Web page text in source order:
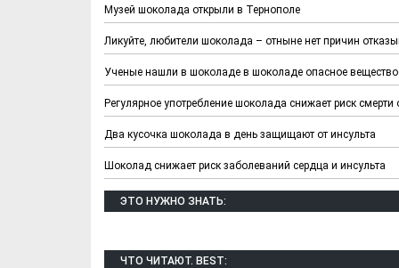
Музей шоколада открыли в Тернополе
Ликуйте, любители шоколада – отныне нет причин
Ученые нашли в шоколаде в шоколаде опасное вещество
Регулярное употребление шоколада снижает риск смерти
Два кусочка шоколада в день защищают от инсульта
Шоколад снижает риск заболеваний сердца и инсульта
ЭТО НУЖНО ЗНАТЬ:
ЧТО ЧИТАЮТ. BEST: